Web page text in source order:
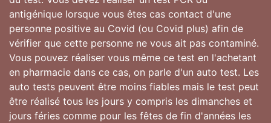
antigénique lorsque vous êtes cas contact d'une
personne positive au Covid (ou Covid plus) afin de
vérifier que cette personne ne vous ait pas contaminé.
Vous pouvez réaliser vous même ce test en l'achetant
en pharmacie dans ce cas, on parle d'un auto test. Les
auto tests peuvent être moins fiables mais le test peut
être réalisé tous les jours y compris les dimanches et
jours féries comme pour les fêtes de fin d'années les